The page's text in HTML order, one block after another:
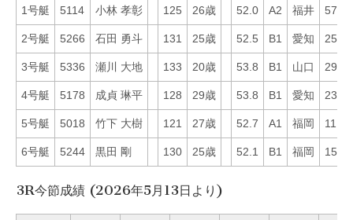
1号艇 5114 小林 孝彰 125 26歳 52.0 A2 福井 57
2号艇 5266 石田 勇斗 131 25歳 52.5 B1 愛知 25
3号艇 5336 瀬川 大地 133 20歳 53.8 B1 山口 29
4号艇 5178 成貞 琳平 128 29歳 53.8 B1 愛知 23
5号艇 5018 竹下 大樹 121 27歳 52.7 A1 福岡 11
6号艇 5244 黒田 剛 130 25歳 52.1 B1 福岡 15
3R今節成績 (2026年5月13日より)